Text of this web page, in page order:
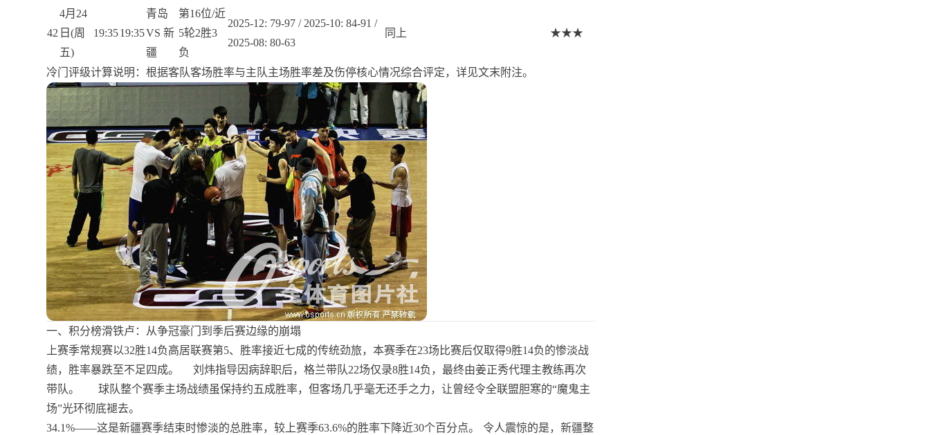
42
4月24
日(周
五)
19:3519:35
青岛
VS 新
疆
第16位/近
5轮2胜3
负
2025-12: 79-97 / 2025-10: 84-91 /
2025-08: 80-63
同上 ★★★
冷门评级计算说明：根据客队客场胜率与主队主场胜率差及伤停核心情况综合评定，详见文末附注。
一、积分榜滑铁卢：从争冠豪门到季后赛边缘的崩塌
上赛季常规赛以32胜14负高居联赛第5、胜率接近七成的传统劲旅，本赛季在23场比赛后仅取得9胜14负的惨淡战
绩，胜率暴跌至不足四成。
刘炜指导因病辞职后，格兰带队22场仅录8胜14负，最终由姜正秀代理主教练再次
带队。
球队整个赛季主场战绩虽保持约五成胜率，但客场几乎毫无还手之力，让曾经令全联盟胆寒的“魔鬼主
场”光环彻底褪去。
34.1%——这是新疆赛季结束时惨淡的总胜率，较上赛季63.6%的胜率下降近30个百分点。
令人震惊的是，新疆整